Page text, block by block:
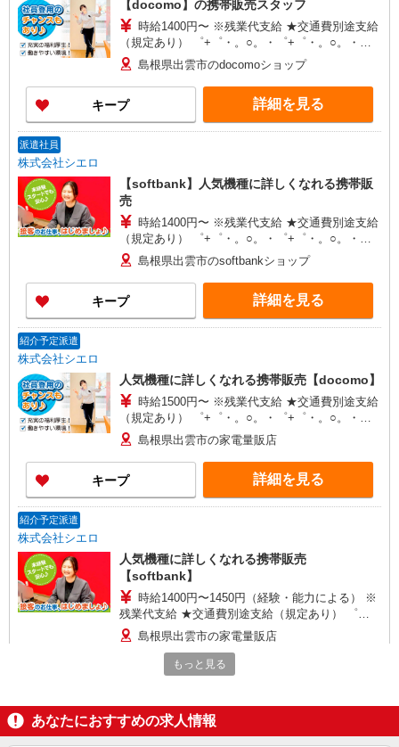
【docomo】の携帯販売スタッフ
時給1400円〜 ※残業代支給 ★交通費別途支給
（規定あり） ゜+゜・。○。・゜+゜・。○。・゜
+゜ 入社祝い金10万円支給(規定有) お友達を紹介
頂くと, インセンティブ支給(規定有) ★月2回払
い・週払い可能（規程有）★ ゜・。○。・゜
+゜・。○。・゜+゜
島根県出雲市のdocomoショップ
キープ 詳細を見る
派遣社員
株式会社シエロ
【softbank】人気機種に詳しくなれる携帯販
売
時給1400円〜 ※残業代支給 ★交通費別途支給
（規定あり） ゜+゜・。○。・゜+゜・。○。・゜
+゜ 入社祝い金10万円支給(規定有) お友達を紹介
頂くと, インセンティブ支給(規定有) ★月2回払
い・週払い可能（規程有）★ ゜・。○。・゜
+゜・。○。・゜+゜
島根県出雲市のsoftbankショップ
キープ 詳細を見る
紹介予定派遣
株式会社シエロ
人気機種に詳しくなれる携帯販売【docomo】
時給1500円〜 ※残業代支給 ★交通費別途支給
（規定あり） ゜+゜・。○。・゜+゜・。○。・゜
+゜ 入社祝い金10万円支給(規定有) お友達を紹介
頂くと, インセンティブ支給(規定有) ★月2回払
い・週払い可能（規程有）★ ゜・。○。・゜
+゜・。○。・゜+゜
島根県出雲市の家電量販店
キープ 詳細を見る
紹介予定派遣
株式会社シエロ
人気機種に詳しくなれる携帯販売
【softbank】
時給1400円〜1450円（経験・能力による） ※
残業代支給 ★交通費別途支給（規定あり） ゜
+゜・。○。・゜+゜・。○。・゜+゜ 入社祝い金10
万円支給(規定有) お友達を紹介頂くと, インセンテ
ィブ支給(規定有) ★月2回払い・週払い可能（規程
有）★ ゜・。○。・゜+゜・。○。・゜+゜
島根県出雲市の家電量販店
紹介予定派遣
株式会社シエロ
もっと見る
あなたにおすすめの求人情報